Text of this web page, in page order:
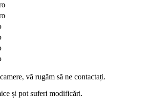
vă rugăm să ne contactați.
și pot suferi modificări.